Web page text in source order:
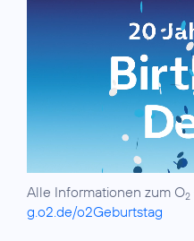
Alle Informationen zum O2
g.o2.de/o2Geburtstag